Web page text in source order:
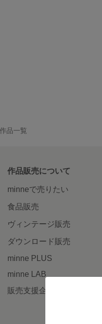
品一覧
作品販売について
minneで売りたい
食品販売
ヴィンテージ販売
ダウンロード販売
minne PLUS
minne LAB
販売支援企画・イベント